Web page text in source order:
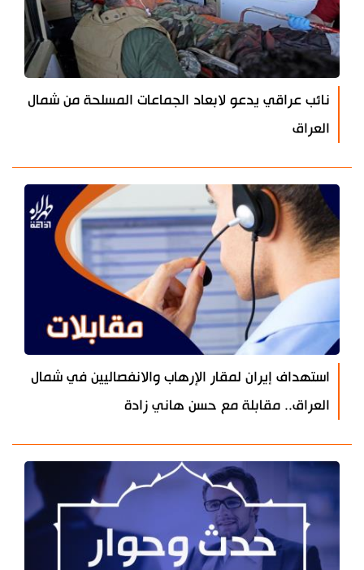
نائب عراقي يدعو لابعاد الجماعات المسلحة من شمال
العراق
استهداف إيران لمقار الإرهاب والانفصاليين في شمال
العراق.. مقابلة مع حسن هاني زادة